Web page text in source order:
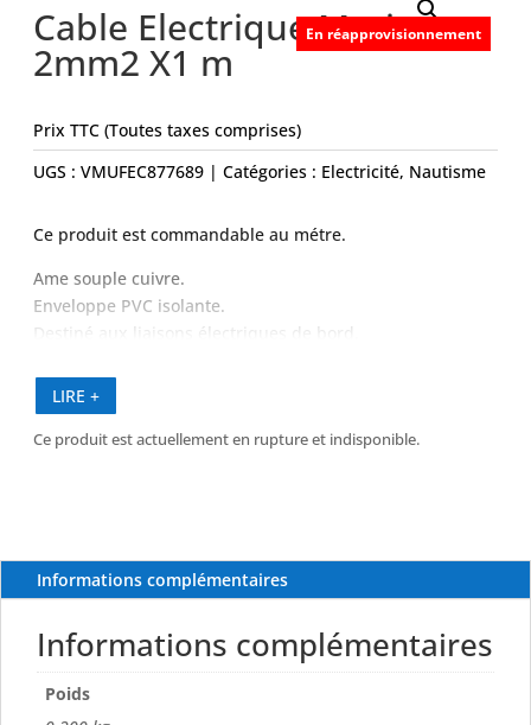
Cable Electrique Marine
2mm2 X1 m
En réapprovisionnement
Prix TTC (Toutes taxes comprises)
UGS : VMUFEC877689 Catégories : Electricité, Nautisme
Ce produit est commandable au métre.
Ame souple cuivre.
Enveloppe PVC isolante.
Destiné aux liaisons électriques de bord.
LIRE +
Ce produit est actuellement en rupture et indisponible.
Informations complémentaires
Informations complémentaires
Poids